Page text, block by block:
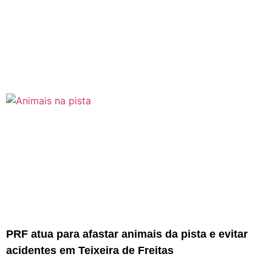
PRF atua para afastar animais da pista e evitar
acidentes em Teixeira de Freitas